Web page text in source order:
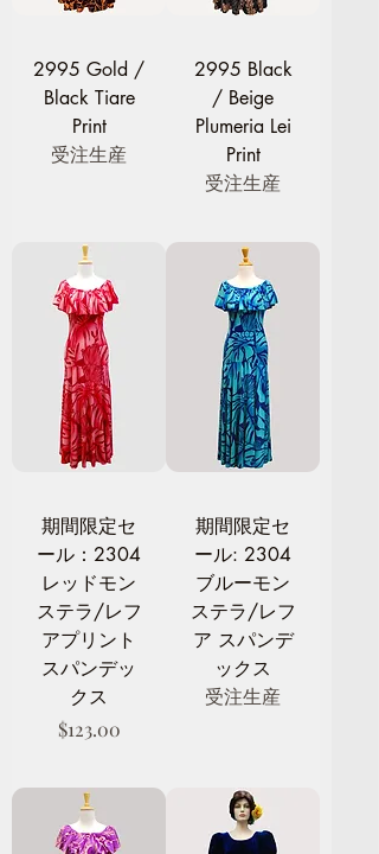
2995 Gold /
Black Tiare
Print
受注生産
2995 Black
/ Beige
Plumeria Lei
Print
受注生産
期間限定セ
ール：2304
レッドモン
ステラ/レフ
アプリント
スパンデッ
クス
価格
$123.00
期間限定セ
ール: 2304
ブルーモン
ステラ/レフ
ア スパンデ
ックス
受注生産